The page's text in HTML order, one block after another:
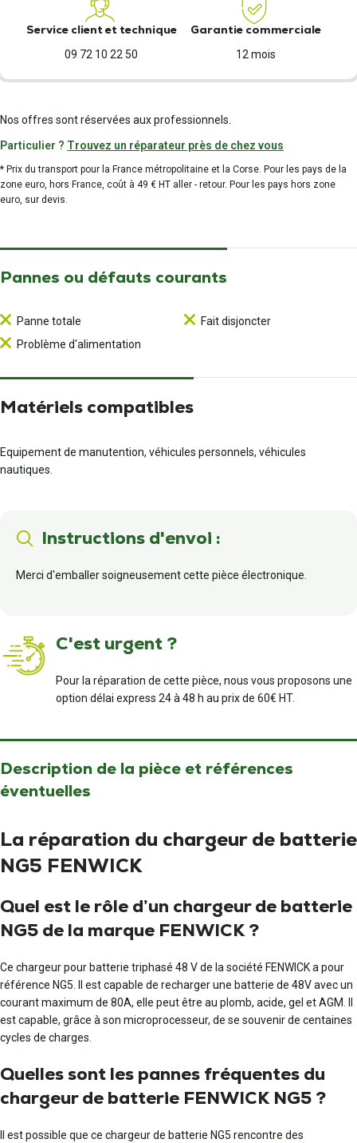
Service client et technique
09 72 10 22 50
Garantie commerciale
12 mois
Nos offres sont réservées aux professionnels.
Particulier ? Trouvez un réparateur près de chez vous
* Prix du transport pour la France métropolitaine et la Corse. Pour les pays de la
zone euro, hors France, coût à 49 € HT aller - retour. Pour les pays hors zone
euro, sur devis.
Pannes ou défauts courants
Panne totale
Problème d'alimentation
Fait disjoncter
Matériels compatibles
Equipement de manutention, véhicules personnels, véhicules
nautiques.
Instructions d'envoi :
Merci d'emballer soigneusement cette pièce électronique.
C'est urgent ?
Pour la réparation de cette pièce, nous vous proposons une
option délai express 24 à 48 h au prix de 60€ HT.
Description de la pièce et références
éventuelles
La réparation du chargeur de batterie
NG5 FENWICK
Quel est le rôle d’un chargeur de batterie
NG5 de la marque FENWICK ?
Ce chargeur pour batterie triphasé 48 V de la société FENWICK a pour
référence NG5. Il est capable de recharger une batterie de 48V avec un
courant maximum de 80A, elle peut être au plomb, acide, gel et AGM. Il
est capable, grâce à son microprocesseur, de se souvenir de centaines
cycles de charges.
Quelles sont les pannes fréquentes du
chargeur de batterie FENWICK NG5 ?
Il est possible que ce chargeur de batterie NG5 rencontre des